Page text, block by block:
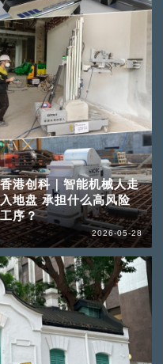
香港创科｜智能机械人走
入地盘 承担什么高风险
工序？
2026-05-28